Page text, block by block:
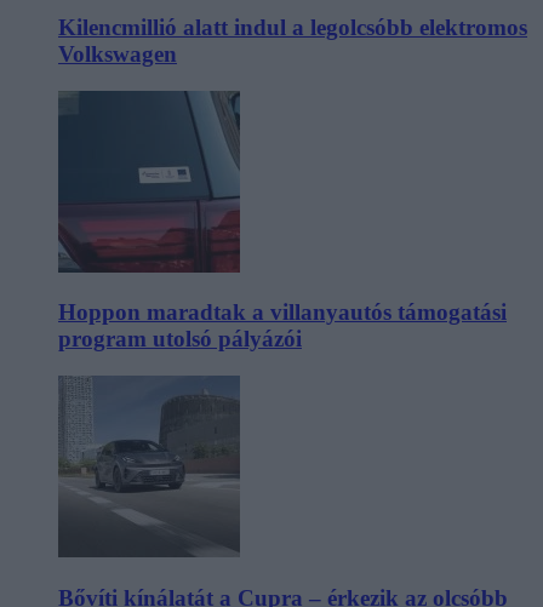
Kilencmillió alatt indul a legolcsóbb elektromos
Volkswagen
Hoppon maradtak a villanyautós támogatási
program utolsó pályázói
Bővíti kínálatát a Cupra – érkezik az olcsóbb